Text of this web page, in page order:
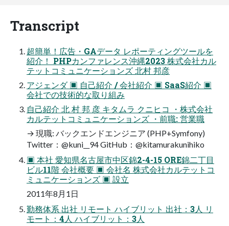
Transcript
超簡単！広告・GAデータ レポーティングツールを
紹介！ PHPカンファレンス沖縄2023 株式会社カル
テットコミュニケーションズ 北村 邦彦
アジェンダ ▣ 自己紹介 / 会社紹介 ▣ SaaS紹介 ▣
会社での技術的な取り組み
自己紹介 北 村 邦 彦 キタムラ クニヒコ ・株式会社
カルテットコミュニケーションズ ・前職: 営業職
→ 現職: バックエンドエンジニア (PHP+Symfony)
Twitter：@kuni__94 GitHub：@kitamurakunihiko
▣ 本社 愛知県名古屋市中区錦2-4-15 ORE錦二丁目
ビル11階 会社概要 ▣ 会社名 株式会社カルテットコ
ミュニケーションズ ▣ 設立
2011年8月1日
勤務体系 出社 リモート ハイブリット 出社：3人 リ
モート：4人 ハイブリット：3人